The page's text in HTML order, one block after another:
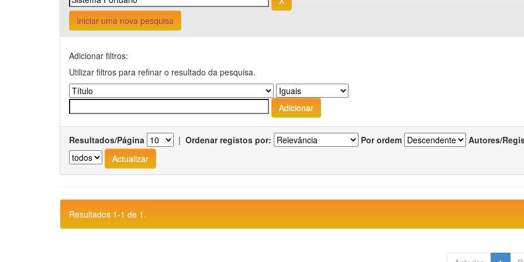
Iniciar uma nova pesquisa
Adicionar filtros:
Utilizar filtros para refinar o resultado da pesquisa.
Resultados/Página | Ordenar registos por: Por ordem Autores/
Resultados 1-1 de 1.